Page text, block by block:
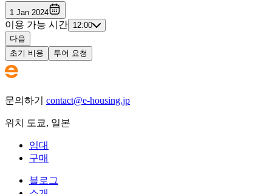
1 Jan 2024
이용 가능 시간 12:00
다음
초기 비용
투어 요청
문의하기 contact@e-housing.jp
위치 도쿄, 일본
임대
구매
블로그